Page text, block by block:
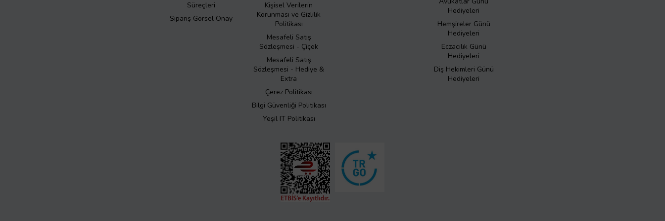
Süreçleri
Sipariş Görsel Onay
Kişisel Verilerin
Korunması ve Gizlilik
Politikası
Mesafeli Satış
Sözleşmesi - Çiçek
Mesafeli Satış
Sözleşmesi - Hediye &
Extra
Çerez Politikası
Bilgi Güvenliği Politikası
Yeşil IT Politikası
Hediyeleri
Hemşireler Günü
Hediyeleri
Eczacılık Günü
Hediyeleri
Diş Hekimleri Günü
Hediyeleri